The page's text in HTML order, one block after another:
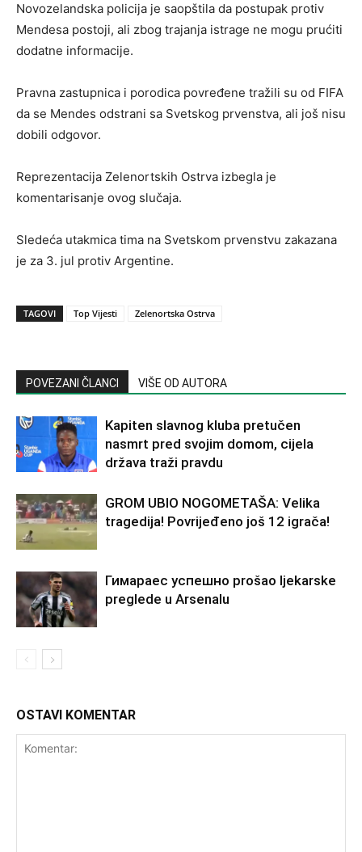
Novozelandska policija je saopštila da postupak protiv
Mendesa postoji, ali zbog trajanja istrage ne mogu prućiti
dodatne informacije.
Pravna zastupnica i porodica povređene tražili su od FIFA
da se Mendes odstrani sa Svetskog prvenstva, ali još nisu
dobili odgovor.
Reprezentacija Zelenortskih Ostrva izbegla je
komentarisanje ovog slučaja.
Sledeća utakmica tima na Svetskom prvenstvu zakazana
je za 3. jul protiv Argentine.
TAGOVI Top Vijesti Zelenortska Ostrva
POVEZANI ČLANCI VIŠE OD AUTORA
Kapiten slavnog kluba pretučen
nasmrt pred svojim domom, cijela
država traži pravdu
GROM UBIO NOGOMETAŠA: Velika
tragedija! Povrijeđeno još 12 igrača!
Гимараеc успешно prošao ljekarske
preglede u Arsenalu
OSTAVI KOMENTAR